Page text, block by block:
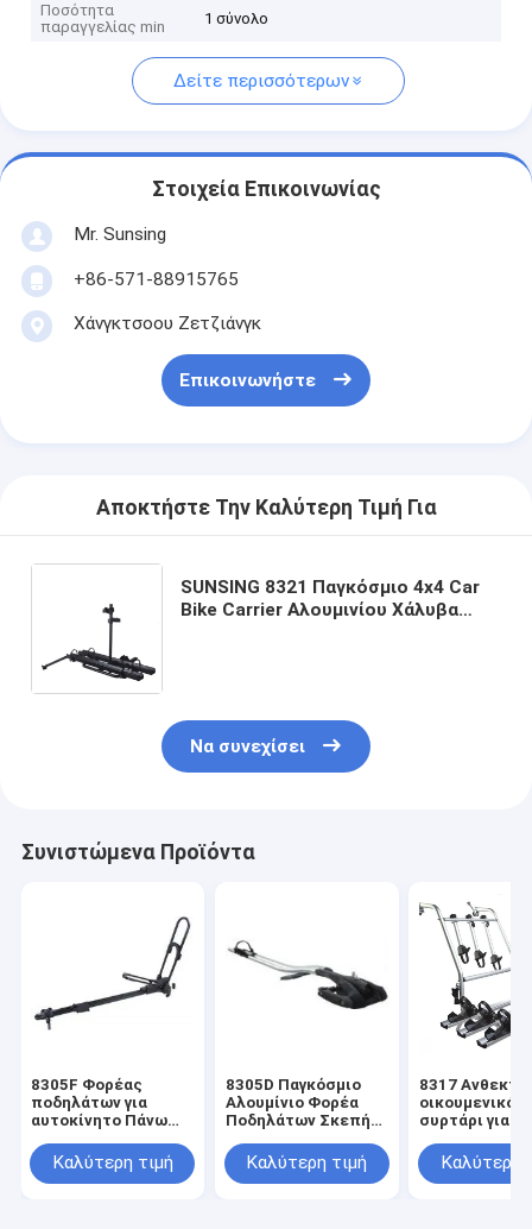
Ποσότητα
παραγγελίας min
1 σύνολο
Δείτε περισσότερων
Στοιχεία Επικοινωνίας
Mr. Sunsing
+86-571-88915765
Χάνγκτσοου Ζετζιάνγκ
Επικοινωνήστε
Αποκτήστε Την Καλύτερη Τιμή Για
SUNSING 8321 Παγκόσμιο 4x4 Car
Bike Carrier Αλουμινίου Χάλυβα
Να συνεχίσει
Συνιστώμενα Προϊόντα
8305F Φορέας
ποδηλάτων για
αυτοκίνητο Πάνω
Νάιλον οροφή
Mount Μετέφερε
Καλύτερη τιμή
8305D Παγκόσμιο
Αλουμίνιο Φορέα
Ποδηλάτων Σκεπή
Ποδηλατοσυσκευή
για το αυτοκίνητο
Καλύτερη τιμή
8317
οικουμενικός
συρτάρι για
αλουμίνιο
φορτηγό
Καλύτερη